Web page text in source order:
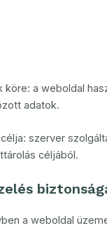
a weboldal
adatok.
szerver
céljából.
a weboldal